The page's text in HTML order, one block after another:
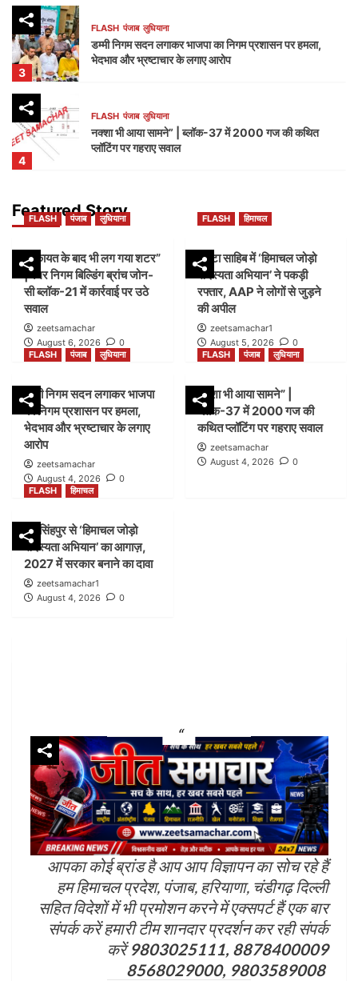
3
FLASH पंजाब लुधियाना
डम्मी निगम सदन लगाकर भाजपा का निगम प्रशासन पर हमला,
भेदभाव और भ्रष्टाचार के लगाए आरोप
4
FLASH पंजाब लुधियाना
नक्शा भी आया सामने” | ब्लॉक-37 में 2000 गज की कथित
प्लॉटिंग पर गहराए सवाल
5
FLASH
जयसिंहपुर से ‘हिमाचल जोड़ो सदस्यता अभियान’ का आगाज़,
FLASH पंजाब लुधियाना
शिकायत के बाद भी लग गया शटर” |नगर निगम बिल्डिंग ब्रांच
जोन-सी ब्लॉक-21 में कार्रवाई पर उठे सवाल
2
पांवटा साहिब में ‘हिमाचल जोड़ो सदस्यता अभियान’ ने पकड़ी
रफ्तार, AAP ने लोगों से जुड़ने की अपील
FLASH
डम्मी निगम सदन लगाकर भाजपा का निगम प्रशासन पर हमला,
भेदभाव और भ्रष्टाचार के लगाए आरोप
4
FLASH पंजाब लुधियाना
नक्शा भी आया सामने” | ब्लॉक-37 में 2000 गज की कथित
प्लॉटिंग पर गहराए सवाल
Featured Story
FLASH पंजाब लुधियाना
शिकायत के बाद भी लग गया शटर”
|नगर निगम बिल्डिंग ब्रांच जोन-
सी ब्लॉक-21 में कार्रवाई पर उठे
सवाल
zeetsamachar
August 6, 2026
0
FLASH हिमाचल
पांवटा साहिब में ‘हिमाचल जोड़ो
सदस्यता अभियान’ ने पकड़ी
रफ्तार, AAP ने लोगों से जुड़ने
की अपील
zeetsamachar1
August 5, 2026
0
FLASH
पंजाब लुधियाना
डम्मी निगम सदन लगाकर भाजपा
का निगम प्रशासन पर हमला,
भेदभाव और भ्रष्टाचार के लगाए
आरोप
zeetsamachar
August 4, 2026
0
FLASH पंजाब लुधियाना
नक्शा भी आया सामने” |
ब्लॉक-37 में 2000 गज की
कथित प्लॉटिंग पर गहराए सवाल
zeetsamachar
August 4, 2026
0
FLASH हिमाचल
जयसिंहपुर से ‘हिमाचल जोड़ो
सदस्यता अभियान’ का आगाज़,
2027 में सरकार बनाने का दावा
zeetsamachar1
August 4, 2026
0
आपका कोई ब्रांड है आप आप विज्ञापन का सोच रहे हैं
हम हिमाचल प्रदेश, पंजाब, हरियाणा, चंडीगढ़ दिल्ली
सहित विदेशों में भी प्रमोशन करने में एक्सपर्ट हैं एक बार
संपर्क करें हमारी टीम शानदार प्रदर्शन कर रही संपर्क
करें9803025111, 8878400009
8568029000, 9803589008